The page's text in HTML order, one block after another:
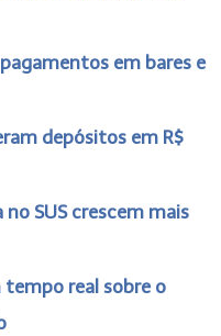
em bares e
depósitos em R$
SUS crescem mais
real sobre o